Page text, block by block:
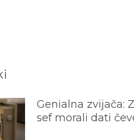
Genialna zvijača:
sef morali dati